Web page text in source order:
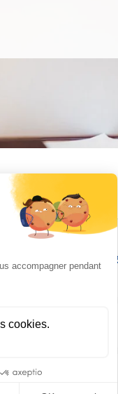
accompagner pendant
cookies.